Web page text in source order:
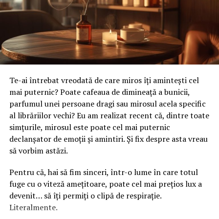
Asta înseamnă că lupta pentru atenție se mută din
„click” în „conținutul răspunsului”.
Și aici apare o oportunitate reală pentru business-urile
care știu să explice clar ce oferă. Nu mai este vorba doar
bine.
Cum îți adaptezi conținutul fără
să-l reinventezi
Nu este nevoie să rescrii tot ce ai. Dar merită să ajustezi.
Începe prin a verifica dacă articolele tale răspund
concret la întrebări reale. Apoi uită-te la structură: este
ușor de parcurs? Ideile sunt clare?
acumulează mai multă căldură
blocurile vechi, slab izolate, pierd mai greu căldura
acumulată
În aceste situații, 12000 BTU devine chiar necesar
pentru un spațiu de 20–25 mp.
Când este alegerea potrivită în
mod real
Un aer condiționat de 12000 BTU este alegerea corectă
dacă:
vrei să răcești o cameră principală, nu tot
apartamentul
ai tavan de înălțime normală (2.5–2.7 m)
Te-ai întrebat vreodată de care miros îți amintești cel
mai puternic? Poate cafeaua de dimineață a bunicii,
parfumul unei persoane dragi sau mirosul acela specific
al librăriilor vechi? Eu am realizat recent că, dintre toate
simțurile, mirosul este poate cel mai puternic
declanșator de emoții și amintiri. Și fix despre asta vreau
să vorbim astăzi.
Pentru că, hai să fim sinceri, într-o lume în care totul
fuge cu o viteză amețitoare, poate cel mai prețios lux a
devenit… să îți permiți o clipă de respirație.
Literalmente.